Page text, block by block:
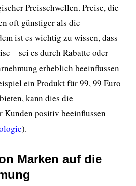
Preisschwellen. Preise, die
oft günstiger als die
ist es wichtig zu wissen, dass
– sei es durch Rabatte oder
erheblich beeinflussen
ein Produkt für 99, 99 Euro
kann dies die
Kunden positiv beeinflussen
).
Marken auf die